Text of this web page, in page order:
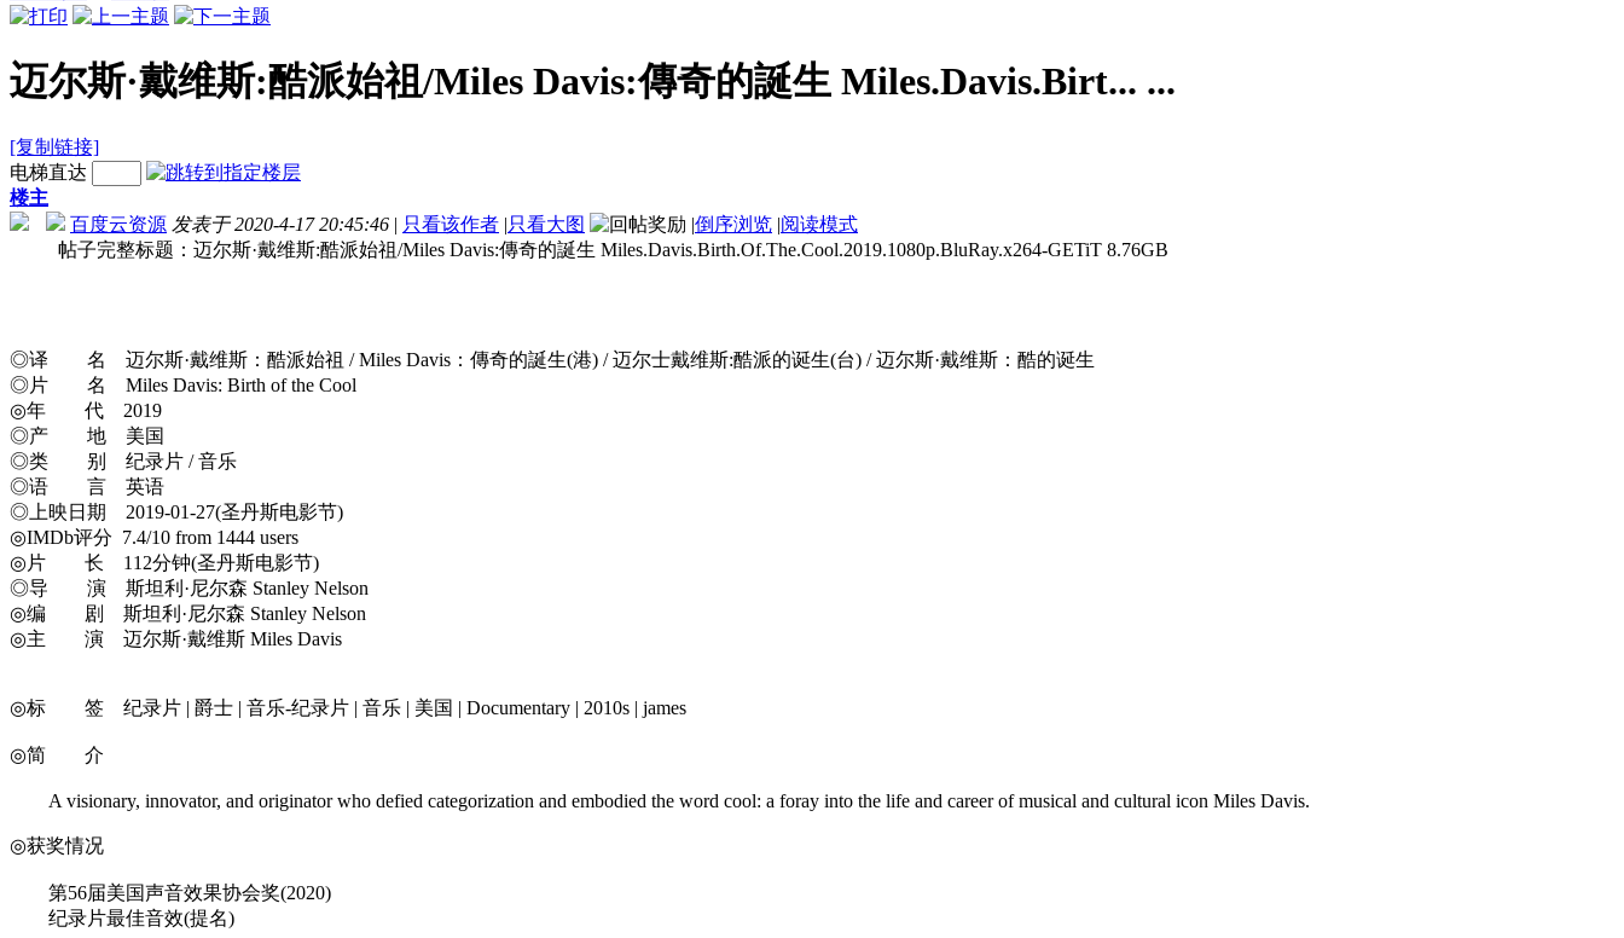
迈尔斯·戴维斯:酷派始祖/Miles Davis:傳奇的誕生 Miles.Davis.Birt... ...
[复制链接]
电梯直达
楼主
百度云资源 发表于 2020-4-17 20:45:46 | 只看该作者 |只看大图 |倒序浏览 |阅读模式
帖子完整标题：迈尔斯·戴维斯:酷派始祖/Miles Davis:傳奇的誕生 Miles.Davis.Birth.Of.The.Cool.2019.1080p.BluRay.x264-GETiT 8.76GB
◎译 名 迈尔斯·戴维斯：酷派始祖 / Miles Davis：傳奇的誕生(港) / 迈尔士戴维斯:酷派的诞生(台) / 迈尔斯·戴维斯：酷的诞生
◎片 名 Miles Davis: Birth of the Cool
◎年 代 2019
◎产 地 美国
◎类 别 纪录片 / 音乐
◎语 言 英语
◎上映日期 2019-01-27(圣丹斯电影节)
◎IMDb评分 7.4/10 from 1444 users
◎片 长 112分钟(圣丹斯电影节)
◎导 演 斯坦利·尼尔森 Stanley Nelson
◎编 剧 斯坦利·尼尔森 Stanley Nelson
◎主 演 迈尔斯·戴维斯 Miles Davis
◎标 签 纪录片 | 爵士 | 音乐-纪录片 | 音乐 | 美国 | Documentary | 2010s | james
◎简 介
A visionary, innovator, and originator who defied categorization and embodied the word cool: a foray into the life and career of musical and cultural icon Miles Davis.
◎获奖情况
第56届美国声音效果协会奖(2020)
纪录片最佳音效(提名)